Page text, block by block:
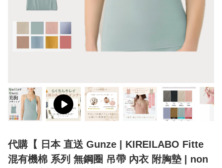
代購【 日本 直送 Gunze | KIREILABO Fitte
混有機棉 系列 無鋼圈 吊帶 內衣 附胸墊 | non